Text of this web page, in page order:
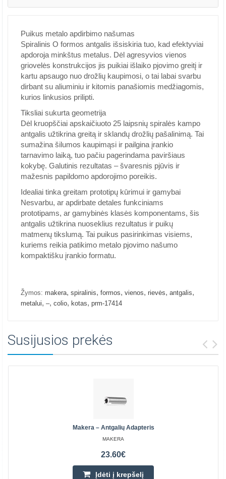
Puikus metalo apdirbimo našumas
Spiralinis O formos antgalis išsiskiria tuo, kad efektyviai
apdoroja minkštus metalus. Dėl agresyvios vienos
griovelės konstrukcijos jis puikiai išlaiko pjovimo greitį ir
kartu apsaugo nuo drožlių kaupimosi, o tai labai svarbu
dirbant su aliuminiu ir kitomis panašiomis medžiagomis,
kurios linkusios prilipti.
Tiksliai sukurta geometrija
Dėl kruopščiai apskaičiuoto 25 laipsnių spiralės kampo
antgalis užtikrina greitą ir sklandų drožlių pašalinimą. Tai
sumažina šilumos kaupimąsi ir pailgina įrankio
tarnavimo laiką, tuo pačiu pagerindama paviršiaus
kokybę. Galutinis rezultatas – švaresnis pjūvis ir
mažesnis papildomo apdorojimo poreikis.
Idealiai tinka greitam prototipų kūrimui ir gamybai
Nesvarbu, ar apdirbate detales funkciniams
prototipams, ar gamybinės klasės komponentams, šis
antgalis užtikrina nuoseklius rezultatus ir puikų
matmenų tikslumą. Tai puikus pasirinkimas visiems,
kuriems reikia patikimo metalo pjovimo našumo
kompaktišku įrankio formatu.
Žymos: makera, spiralinis, formos, vienos, rievės, antgalis,
metalui, –, colio, kotas, prm-17414
Susijusios prekės
Makera – Antgalių Adapteris
MAKERA
23.60€
Įdėti į krepšelį